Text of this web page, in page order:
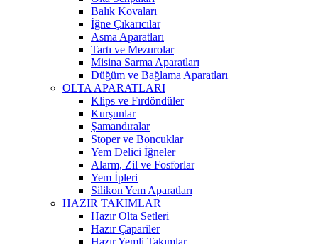
Balık Kovaları
İğne Çıkarıcılar
Asma Aparatları
Tartı ve Mezurolar
Misina Sarma Aparatları
Düğüm ve Bağlama Aparatları
OLTA APARATLARI
Klips ve Fırdöndüler
Kurşunlar
Şamandıralar
Stoper ve Boncuklar
Yem Delici İğneler
Alarm, Zil ve Fosforlar
Yem İpleri
Silikon Yem Aparatları
HAZIR TAKIMLAR
Hazır Olta Setleri
Hazır Çapariler
Hazır Yemli Takımlar